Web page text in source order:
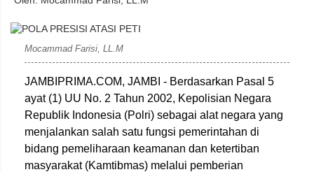
Mocammad Farisi, LL.M
JAMBIPRIMA.COM, JAMBI - Berdasarkan Pasal 5
ayat (1) UU No. 2 Tahun 2002, Kepolisian Negara
Republik Indonesia (Polri) sebagai alat negara yang
menjalankan salah satu fungsi pemerintahan di
bidang pemeliharaan keamanan dan ketertiban
masyarakat (Kamtibmas) melalui pemberian